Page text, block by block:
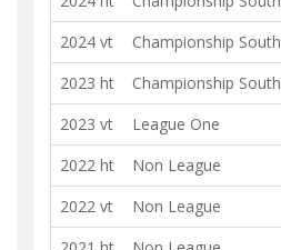
2024 vt
Championship South
2023 ht
Championship South
2023 vt
League One
2022 ht
Non League
2022 vt
Non League